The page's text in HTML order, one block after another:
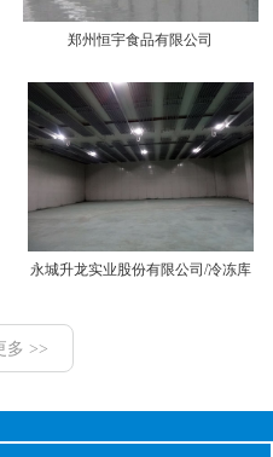
郑州恒宇食品有限公司
永城升龙实业股份有限公司/冷冻库
多 >>